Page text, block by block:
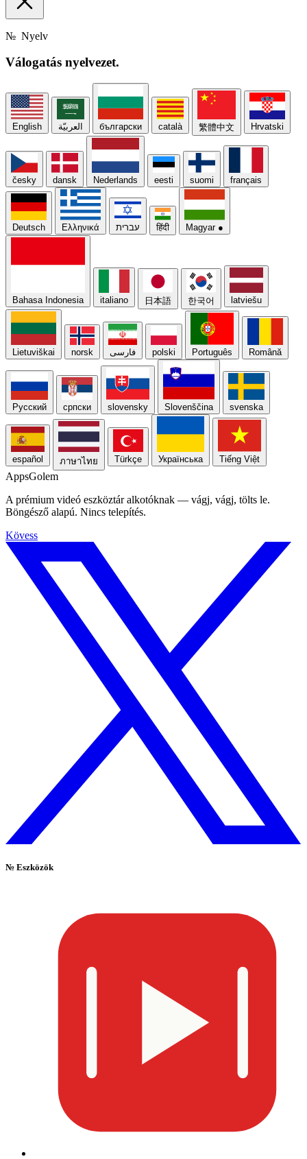
№ Nyelv
Válogatás nyelvezet.
English العربيّة български català 繁體中文 Hrvatski
česky dansk Nederlands eesti suomi français
Deutsch Ελληνικά עברית हिंदी Magyar ●
Bahasa Indonesia italiano 日本語 한국어 latviešu
Lietuviškai norsk فارسی polski Português Română
Русский српски slovensky Slovenščina svenska
español ภาษาไทย Türkçe Українська Tiếng Việt
AppsGolem
A prémium videó eszköztár alkotóknak — vágj, vágj, tölts le.
Böngésző alapú. Nincs telepítés.
Kövess
№ Eszközök